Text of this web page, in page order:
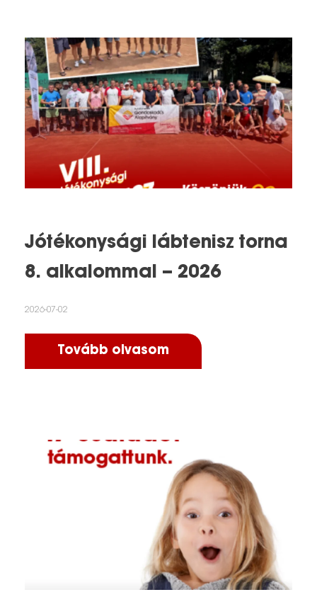
Jótékonysági lábtenisz torna
8. alkalommal – 2026
2026-07-02
Tovább olvasom